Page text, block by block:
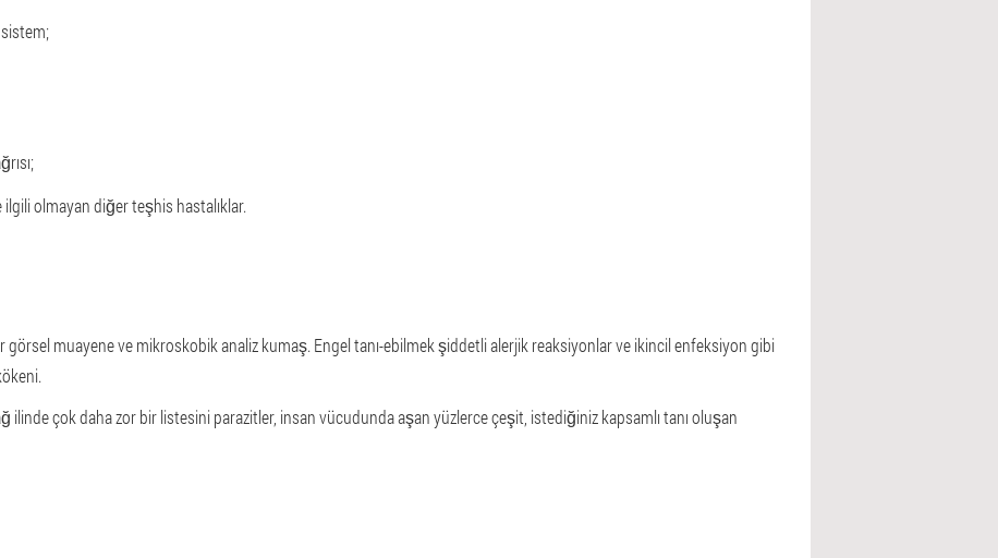
olmayan diğer teşhis hastalıklar.
muayene ve mikroskobik analiz kumaş. Engel tanı-ebilmek şiddetli alerjik reaksiyonlar ve ikincil enfeksiyon gibi
ilinde çok daha zor bir listesini parazitler, insan vücudunda aşan yüzlerce çeşit, istediğiniz kapsamlı tanı oluşan